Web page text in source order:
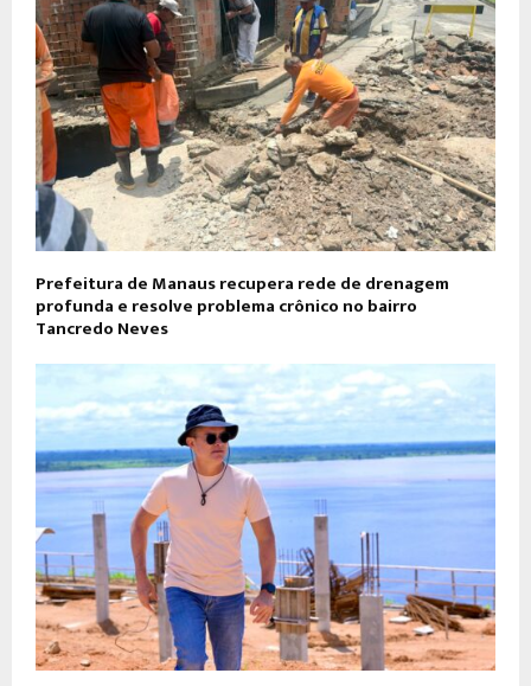
Prefeitura de Manaus recupera rede de drenagem
profunda e resolve problema crônico no bairro
Tancredo Neves